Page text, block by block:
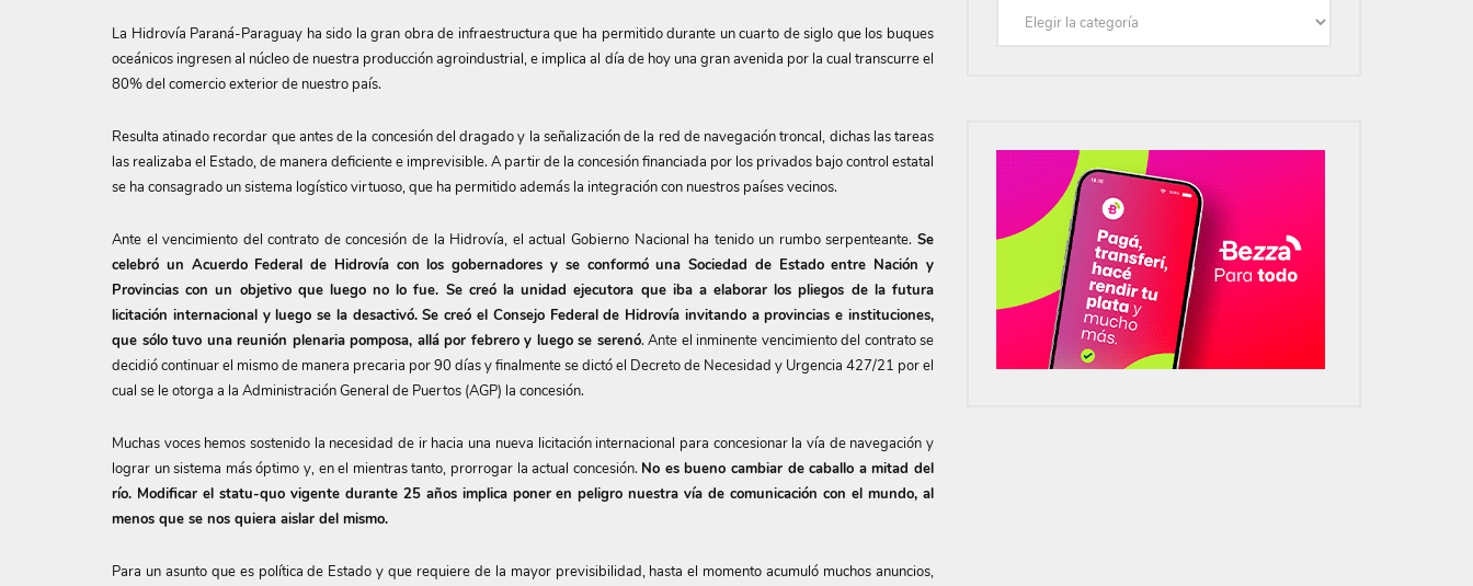
La Hidrovía Paraná-Paraguay ha sido la gran obra de infraestructura que ha permitido durante un cuarto de siglo que los buques
oceánicos ingresen al núcleo de nuestra producción agroindustrial, e implica al día de hoy una gran avenida por la cual transcurre el
80% del comercio exterior de nuestro país.
Resulta atinado recordar que antes de la concesión del dragado y la señalización de la red de navegación troncal, dichas las tareas
las realizaba el Estado, de manera deficiente e imprevisible. A partir de la concesión financiada por los privados bajo control estatal
se ha consagrado un sistema logístico virtuoso, que ha permitido además la integración con nuestros países vecinos.
Ante el vencimiento del contrato de concesión de la Hidrovía, el actual Gobierno Nacional ha tenido un rumbo serpenteante. Se
celebró un Acuerdo Federal de Hidrovía con los gobernadores y se conformó una Sociedad de Estado entre Nación y
Provincias con un objetivo que luego no lo fue. Se creó la unidad ejecutora que iba a elaborar los pliegos de la futura
licitación internacional y luego se la desactivó. Se creó el Consejo Federal de Hidrovía invitando a provincias e instituciones,
que sólo tuvo una reunión plenaria pomposa, allá por febrero y luego se serenó. Ante el inminente vencimiento del contrato se
decidió continuar el mismo de manera precaria por 90 días y finalmente se dictó el Decreto de Necesidad y Urgencia 427/21 por el
cual se le otorga a la Administración General de Puertos (AGP) la concesión.
Muchas voces hemos sostenido la necesidad de ir hacia una nueva licitación internacional para concesionar la vía de navegación y
lograr un sistema más óptimo y, en el mientras tanto, prorrogar la actual concesión. No es bueno cambiar de caballo a mitad del
río. Modificar el statu-quo vigente durante 25 años implica poner en peligro nuestra vía de comunicación con el mundo, al
menos que se nos quiera aislar del mismo.
Para un asunto que es política de Estado y que requiere de la mayor previsibilidad, hasta el momento acumuló muchos anuncios,
Categorías